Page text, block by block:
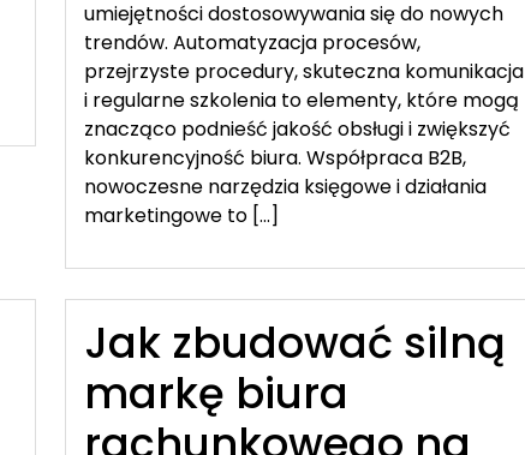
umiejętności dostosowywania się do nowych
trendów. Automatyzacja procesów,
przejrzyste procedury, skuteczna komunikacja
i regularne szkolenia to elementy, które mogą
znacząco podnieść jakość obsługi i zwiększyć
konkurencyjność biura. Współpraca B2B,
nowoczesne narzędzia księgowe i działania
marketingowe to […]
Jak zbudować silną
markę biura